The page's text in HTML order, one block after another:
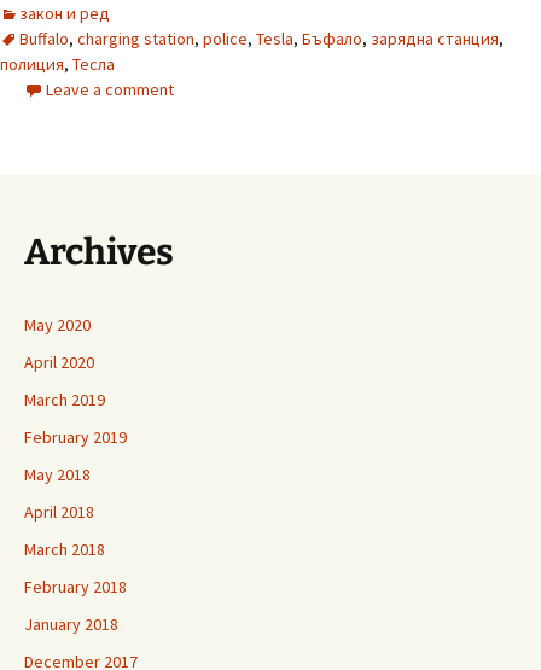
закон и ред
Buffalo, charging station, police, Tesla, Бъфало, зарядна станция,
полиция, Тесла
Leave a comment
Archives
May 2020
April 2020
March 2019
February 2019
May 2018
April 2018
March 2018
February 2018
January 2018
December 2017